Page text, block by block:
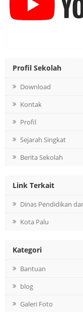
Profil Sekolah
Download
Kontak
Profil
Sejarah Singkat
Berita Sekolah
Link Terkait
Dinas Pendidikan
Kota Palu
Kategori
Bantuan
blog
Galeri Foto